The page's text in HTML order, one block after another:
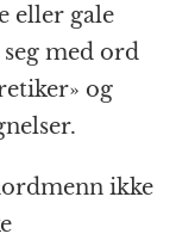
eller gale
med ord
og
ikke